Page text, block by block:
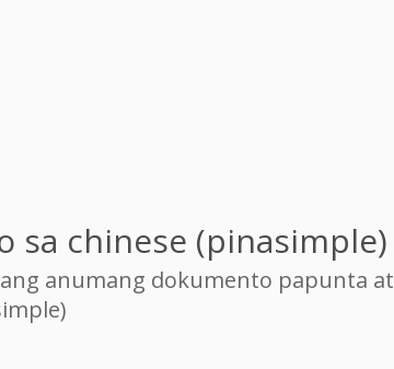
sa chinese (pinasimple)
anumang dokumento papunta at